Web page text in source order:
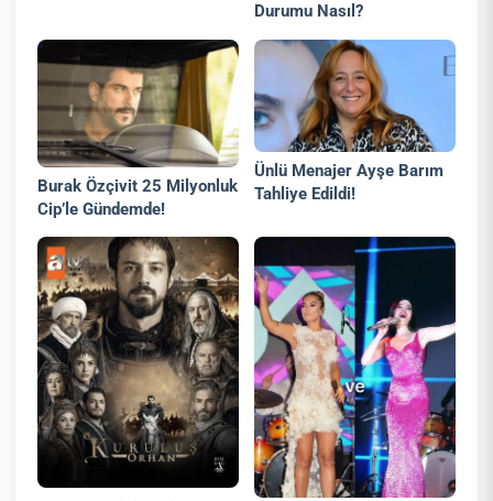
Durumu Nasıl?
Burak Özçivit 25 Milyonluk
Cip’le Gündemde!
Ünlü Menajer Ayşe Barım
Tahliye Edildi!